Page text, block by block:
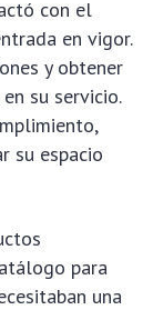
con el
en vigor.
y obtener
su servicio.
su espacio
para
una